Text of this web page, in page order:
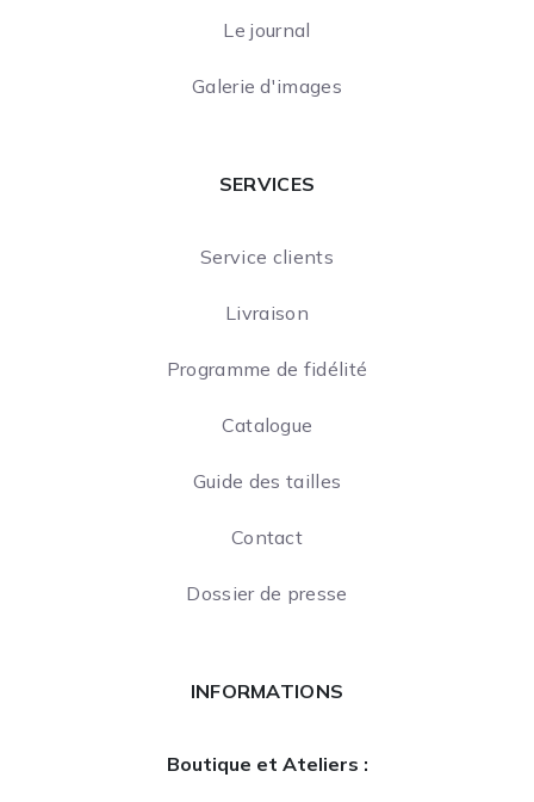
Le journal
Galerie d'images
SERVICES
Service clients
Livraison
Programme de fidélité
Catalogue
Guide des tailles
Contact
Dossier de presse
INFORMATIONS
Boutique et Ateliers :